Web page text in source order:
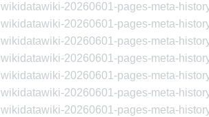
wikidatawiki-20260601-pages-meta-
wikidatawiki-20260601-pages-meta-
wikidatawiki-20260601-pages-meta-
wikidatawiki-20260601-pages-meta-
wikidatawiki-20260601-pages-meta-
wikidatawiki-20260601-pages-meta-
wikidatawiki-20260601-pages-meta-